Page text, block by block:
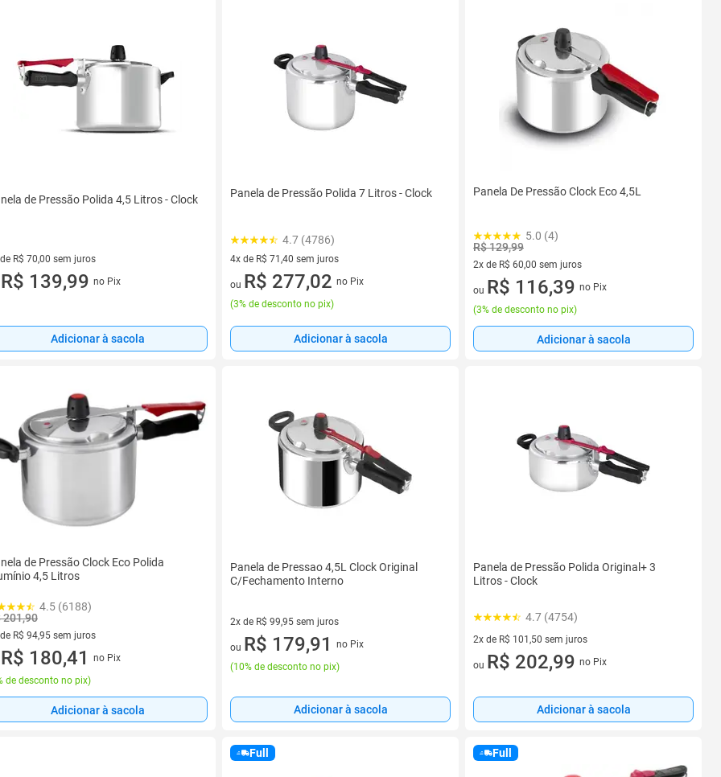
de Pressão Polida 4,5 Litros - Clock
R$ 70,00 sem juros
de R$ 70,00 sem juros
R$ 139,99 no Pix
Adicionar à sacola
Panela de Pressão Polida 7 Litros - Clock
4.7 (4786)
4x de R$ 71,40 sem juros
4 vez de R$ 71,40 sem juros
ou R$ 277,02 no Pix
(3% de desconto no pix)
Adicionar à sacola
Panela De Pressão Clock Eco 4,5L
5.0 (4)
R$ 129,99
2x de R$ 60,00 sem juros
2 vez de R$ 60,00 sem juros
ou R$ 116,39 no Pix
(3% de desconto no pix)
Adicionar à sacola
de Pressão Clock Eco Polida
4,5 Litros
4.5 (6188)
201,90
R$ 94,95 sem juros
de R$ 94,95 sem juros
R$ 180,41
no Pix
de desconto no pix)
Adicionar à sacola
Panela de Pressao 4,5L Clock Original
C/Fechamento Interno
2x de R$ 99,95 sem juros
2 vez de R$ 99,95 sem juros
ou R$ 179,91
no Pix
(10% de desconto no pix)
Adicionar à sacola
Panela de Pressão Polida Original+ 3
Litros - Clock
4.7 (4754)
2x de R$ 101,50 sem juros
2 vez de R$ 101,50 sem juros
ou R$ 202,99 no Pix
Adicionar à sacola
Full Full